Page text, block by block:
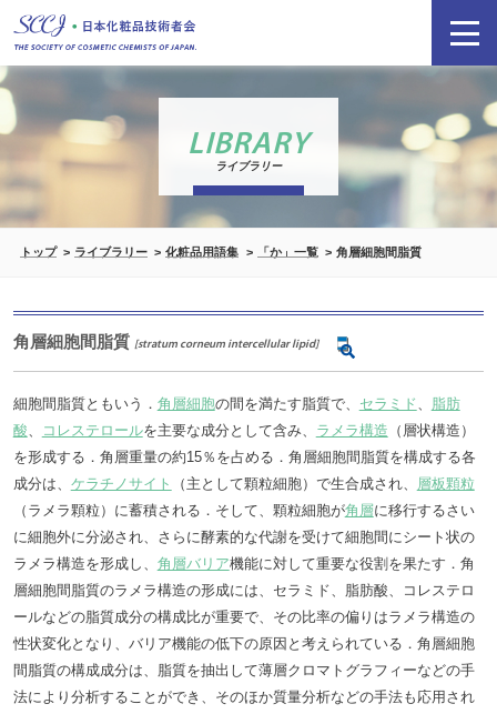
LIBRARY
ライブラリー
トップ ライブラリー 化粧品用語集 「か」一覧 角層細胞間脂質
角層細胞間脂質 [stratum corneum intercellular lipid]
細胞間脂質ともいう． 角層細胞の間を満たす脂質で、 セラミド、 脂肪
酸、 コレステロールを主要な成分として含み、 ラメラ構造 （層状構造）
を形成する．角層重量の約15％を占める．角層細胞間脂質を構成する各
成分は、 ケラチノサイト （主として顆粒細胞）で生合成され、 層板顆粒
（ラメラ顆粒）に蓄積される．そして、顆粒細胞が角層に移行するさい
に細胞外に分泌され、さらに酵素的な代謝を受けて細胞間にシート状の
ラメラ構造を形成し、 角層バリア機能に対して重要な役割を果たす．角
層細胞間脂質のラメラ構造の形成には、セラミド、脂肪酸、コレステロ
ールなどの脂質成分の構成比が重要で、その比率の偏りはラメラ構造の
性状変化となり、バリア機能の低下の原因と考えられている．角層細胞
間脂質の構成成分は、脂質を抽出して薄層クロマトグラフィーなどの手
法により分析することができ、そのほか質量分析などの手法も応用され